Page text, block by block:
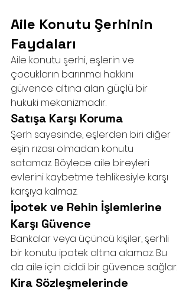
Aile Konutu Şerhinin
Faydaları
Aile konutu şerhi, eşlerin ve
çocukların barınma hakkını
güvence altına alan güçlü bir
hukuki mekanizmadır.
Satışa Karşı Koruma
Şerh sayesinde, eşlerden biri diğer
eşin rızası olmadan konutu
satamaz. Böylece aile bireyleri
evlerini kaybetme tehlikesiyle karşı
karşıya kalmaz.
İpotek ve Rehin İşlemlerine
Karşı Güvence
Bankalar veya üçüncü kişiler, şerhli
bir konutu ipotek altına alamaz. Bu
da aile için ciddi bir güvence sağlar.
Kira Sözleşmelerinde